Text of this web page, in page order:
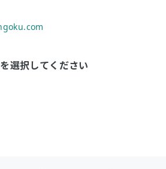
選択してください